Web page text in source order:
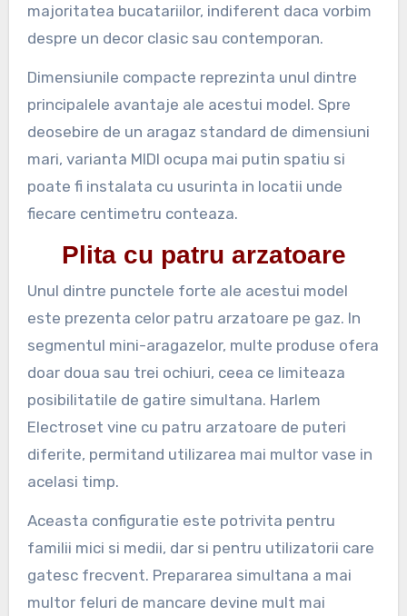
majoritatea bucatariilor, indiferent daca vorbim
despre un decor clasic sau contemporan.
Dimensiunile compacte reprezinta unul dintre
principalele avantaje ale acestui model. Spre
deosebire de un aragaz standard de dimensiuni
mari, varianta MIDI ocupa mai putin spatiu si
poate fi instalata cu usurinta in locatii unde
fiecare centimetru conteaza.
Plita cu patru arzatoare
Unul dintre punctele forte ale acestui model
este prezenta celor patru arzatoare pe gaz. In
segmentul mini-aragazelor, multe produse ofera
doar doua sau trei ochiuri, ceea ce limiteaza
posibilitatile de gatire simultana. Harlem
Electroset vine cu patru arzatoare de puteri
diferite, permitand utilizarea mai multor vase in
acelasi timp.
Aceasta configuratie este potrivita pentru
familii mici si medii, dar si pentru utilizatorii care
gatesc frecvent. Prepararea simultana a mai
multor feluri de mancare devine mult mai